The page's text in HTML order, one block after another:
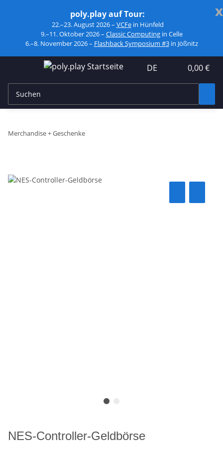
x
poly.play auf Tour:
22.–23. August 2026 – VCFein Hünfeld
9.–11. Oktober 2026 – Classic Computingin Celle
6.–8. November 2026 – Flashback Symposium #3in Jößnitz
DE 0,00 €
Merchandise + Geschenke
NES-Controller-Geldbörse